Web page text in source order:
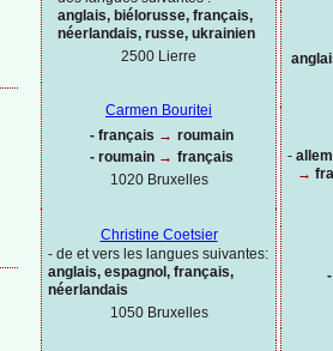
-
→
-
anglais, biélorusse, français,
néerlandais, russe, ukrainien
2500 Lierre
Carmen Bouritei
- français → roumain
- roumain → français
1020 Bruxelles
Christine Coetsier
- de et vers les langues suivantes:
anglais, espagnol, français,
néerlandais
1050 Bruxelles